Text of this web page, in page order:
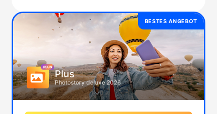
BESTES ANGEBOT
Plus
Photostory deluxe 2026